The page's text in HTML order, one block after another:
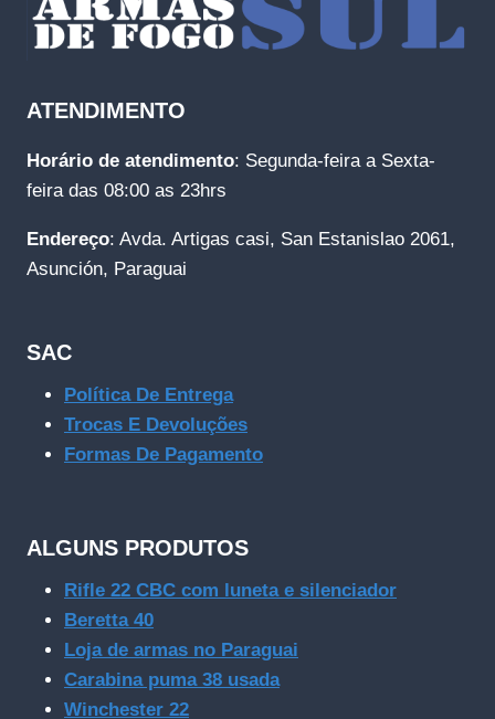
ATENDIMENTO
Horário de atendimento: Segunda-feira a Sexta-
feira das 08:00 as 23hrs
Endereço: Avda. Artigas casi, San Estanislao 2061,
Asunción, Paraguai
SAC
Política De Entrega
Trocas E Devoluções
Formas De Pagamento
ALGUNS PRODUTOS
Rifle 22 CBC com luneta e silenciador
Beretta 40
Loja de armas no Paraguai
Carabina puma 38 usada
Winchester 22